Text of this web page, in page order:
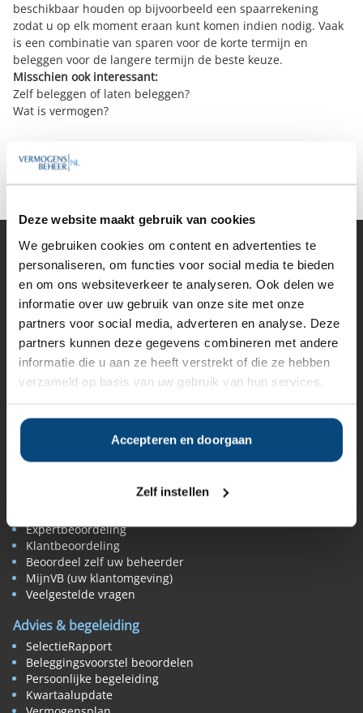
Deze website maakt gebruik van cookies
We gebruiken cookies om content en advertenties te
personaliseren, om functies voor social media te bieden
en om ons websiteverkeer te analyseren. Ook delen we
informatie over uw gebruik van onze site met onze
partners voor social media, adverteren en analyse. Deze
partners kunnen deze gegevens combineren met andere
informatie die u aan ze heeft verstrekt of die ze hebben
verzameld op basis van uw gebruik van hun services.
Accepteren en doorgaan
Zelf instellen
beschikbaar houden op bijvoorbeeld een spaarrekening
zodat u op elk moment eraan kunt komen indien nodig. Vaak
is een combinatie van sparen voor de korte termijn en
beleggen voor de langere termijn de beste keuze.
Misschien ook interessant:
Zelf beleggen of laten beleggen?
Wat is vermogen?
Deel op Facebook
Deel op XDeel op LinkedIn
Vermogensbeheer
Alle vermogensbeheerders in Nederland
Private banks
Vermogensbeheerders per regio
Zelfstandige vermogensbeheerders
Online vermogensbeheerders
Algemene banken
Niet meer actieve beheerders
Beoordelen & vergelijken
Tips rendement vergelijken
Expertbeoordeling
Klantbeoordeling
Beoordeel zelf uw beheerder
MijnVB (uw klantomgeving)
Veelgestelde vragen
Advies & begeleiding
SelectieRapport
Beleggingsvoorstel beoordelen
Persoonlijke begeleiding
Kwartaalupdate